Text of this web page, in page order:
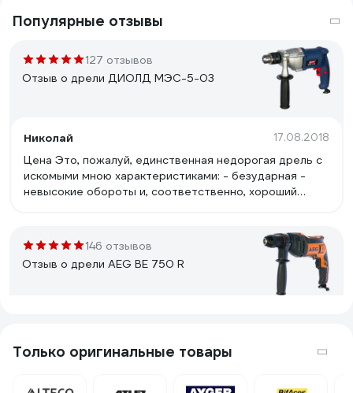
Популярные отзывы
127 отзывов
Отзыв о дрели ДИОЛД МЭС-5-03
Николай 17.08.2018
Цена Это, пожалуй, единственная недорогая дрель с
искомыми мною характеристиками: - безударная -
невысокие обороты и, соответственно, хороший
подшипниках Удобная доп. ручка с 12 пазами с каждой
стороны типа &quot;коронка&quot;, удобно ставить
как нужно и надёжно фиксировать. Хорошее
146 отзывов
Отзыв о дрели AEG BE 750 R
привлекательная цена для девайса такого уровня.
Только оригинальные товары